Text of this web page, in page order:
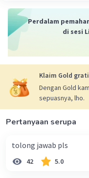
Beri Rating·0.0
Perdalam
di sesi
Klaim Gold
Dengan Gold
sepuasnya, lho.
Pertanyaan serupa
tolong jawab pls
42 5.0